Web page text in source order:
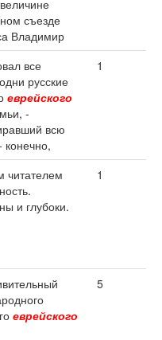
съезде
Владимир
все
русские
еврейского
-
всю
конечно,
1
читателем
и глубоки.
1
еврейского
5